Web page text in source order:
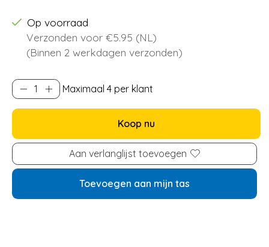
Op voorraad
Verzonden voor €5.95 (NL)
(Binnen 2 werkdagen verzonden)
Maximaal 4 per klant
Koop nu
Aan verlanglijst toevoegen
Toevoegen aan mijn tas